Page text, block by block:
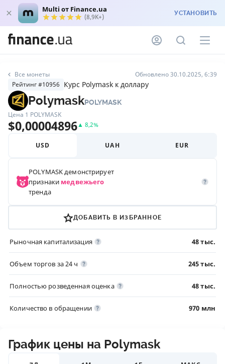
Multi от Finance.ua
(8,9K+) УСТАНОВИТЬ
Все монеты
Обновлено 30.10.2025, 6:39
Рейтинг #10956 Курс Polymask к доллару
PolymaskPOLYMASK
Цена 1 POLYMASK
$0,00004896▲ 8,2%
USD UAH EUR
POLYMASKдемонстрирует
признаки медвежьего
тренда
ДОБАВИТЬ В ИЗБРАННОЕ
Рыночная капитализация 48 тыс.
Объем торгов за 24 ч 245 тыс.
Полностью розведенная оценка 48 тыс.
Количество в обращении 970 млн
График цены на Polymask